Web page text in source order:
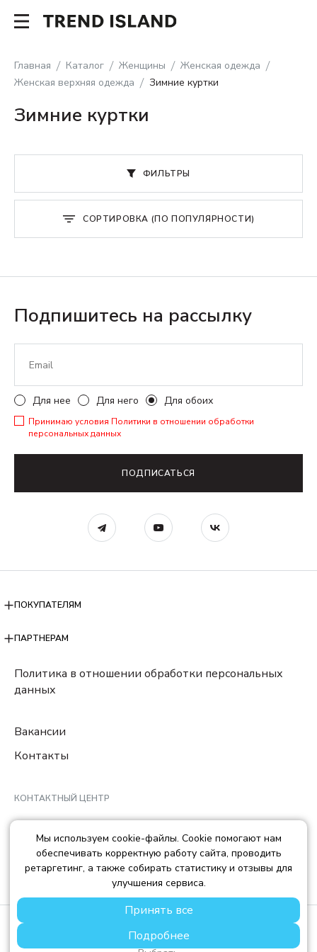
Главная Каталог Женщины
Женская одежда
Женская верхняя одежда
Зимние куртки
Зимние куртки
ФИЛЬТРЫ
СОРТИРОВКА (ПО ПОПУЛЯРНОСТИ)
Подпишитесь на рассылку
Для нее Для него Для обоих
Принимаю условия Политики в отношении обработки
персональных данных
ПОДПИСАТЬСЯ
ПОКУПАТЕЛЯМ
ПАРТНЕРАМ
Политика в отношении обработки персональных
данных
Вакансии
Контакты
КОНТАКТНЫЙ ЦЕНТР
8 (800) 222-78-29
Ежедневно с 10:00 до 22:00 МCK
info@trendisland.ru
© TREND ISLAND
ООО «ТРЕНД АЙЛЕНД», ОГРН: 1217700568667, ИНН:
Мы используем cookie-файлы. Cookie помогают нам
обеспечивать корректную работу сайта, проводить
ретаргетинг, а также собирать статистику и отзывы для
улучшения сервиса.
Принять все
Подробнее